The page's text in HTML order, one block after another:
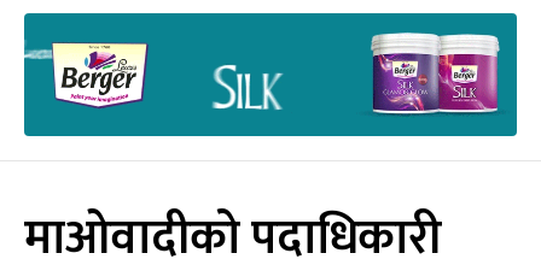
माओवादीको पदाधिकारी